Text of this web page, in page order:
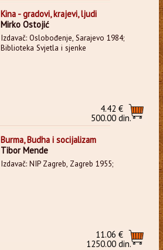
Kina - gradovi, krajevi, ljudi
Mirko Ostojić
Izdavač: Oslobođenje, Sarajevo 1984;
Biblioteka Svjetla i sjenke
4.42 €
500.00 din.
Burma, Budha i socijalizam
Tibor Mende
Izdavač: NIP Zagreb, Zagreb 1955;
11.06 €
1250.00 din.